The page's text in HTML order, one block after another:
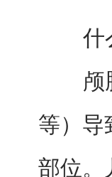
什么
颅脑
等）导
部位。